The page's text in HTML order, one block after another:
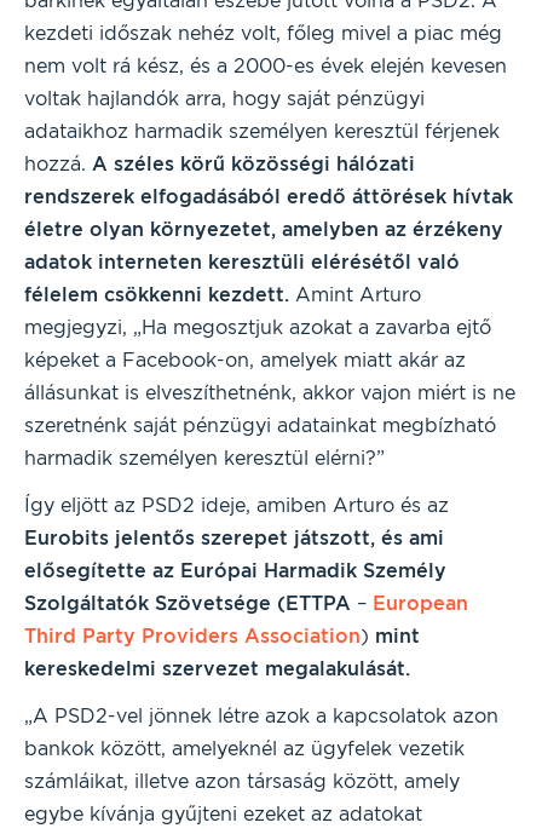
kezdeti időszak nehéz volt, főleg mivel a piac még
nem volt rá kész, és a 2000-es évek elején kevesen
voltak hajlandók arra, hogy saját pénzügyi
adataikhoz harmadik személyen keresztül férjenek
hozzá. A széles körű közösségi hálózati
rendszerek elfogadásából eredő áttörések hívtak
életre olyan környezetet, amelyben az érzékeny
adatok interneten keresztüli elérésétől való
félelem csökkenni kezdett. Amint Arturo
megjegyzi, „Ha megosztjuk azokat a zavarba ejtő
képeket a Facebook-on, amelyek miatt akár az
állásunkat is elveszíthetnénk, akkor vajon miért is ne
szeretnénk saját pénzügyi adatainkat megbízható
harmadik személyen keresztül elérni?”
Így eljött az PSD2 ideje, amiben Arturo és az
Eurobits jelentős szerepet játszott, és ami
elősegítette az Európai Harmadik Személy
Szolgáltatók Szövetsége (ETTPA – European
Third Party Providers Association) mint
kereskedelmi szervezet megalakulását.
„A PSD2-vel jönnek létre azok a kapcsolatok azon
bankok között, amelyeknél az ügyfelek vezetik
számláikat, illetve azon társaság között, amely
egybe kívánja gyűjteni ezeket az adatokat